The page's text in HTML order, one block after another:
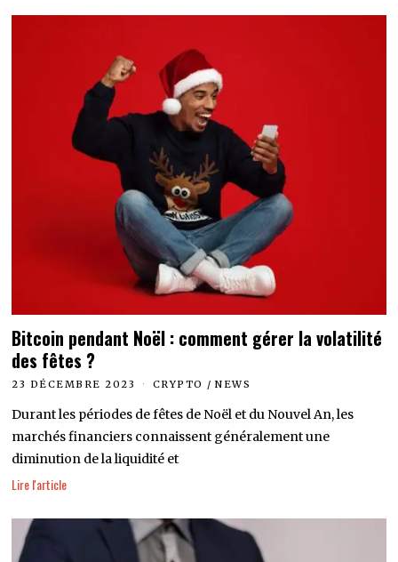
Bitcoin pendant Noël : comment gérer la volatilité
des fêtes ?
23 DÉCEMBRE 2023 CRYPTO / NEWS
Durant les périodes de fêtes de Noël et du Nouvel An, les
marchés financiers connaissent généralement une
diminution de la liquidité et
Lire l'article